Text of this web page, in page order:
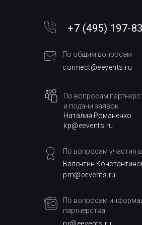
По вопросам
партнерства
pr@eevents.ru
pm@eevents.ru
Валентин
По вопросам участия
По вопросам
и подачи заявок
Наталия Романенко
kp@eevents.ru
+7 (495) 197-
По общим вопросам
connect@eevents.ru